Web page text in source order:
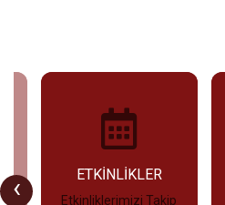
‹ ETKİNLİKLER
Etkinliklerimizi Takip